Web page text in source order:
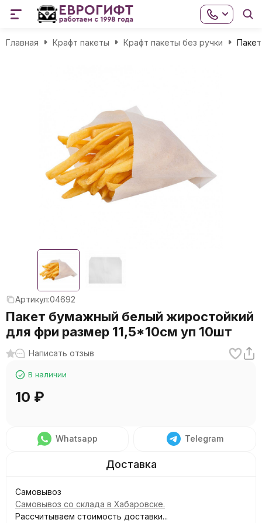
Главная Крафт пакеты Крафт пакеты без ручки
Артикул:04692
Пакет бумажный белый жиростойкий
для фри размер 11,5*10см уп 10шт
Написать отзыв
В наличии
10 ₽
Whatsapp Telegram
Самовывоз
Самовывоз со склада в Хабаровске.
Рассчитываем стоимость доставки...